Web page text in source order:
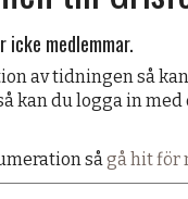
medlemmar.
av tidningen så
kan du logga in
sågå hit för